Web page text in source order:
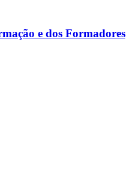
e dos Formadores